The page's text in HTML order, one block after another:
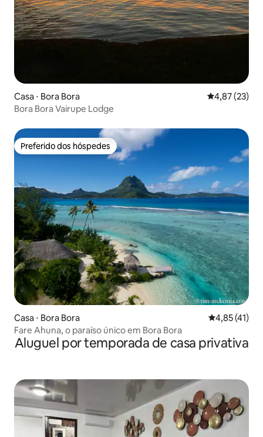
Casa ⋅ Bora Bora 4,87 de uma
4,87 (23)
Bora Bora Vairupe Lodge
Preferido dos hóspedes
Preferido dos hóspedes
Casa ⋅ Bora Bora 4,85 de uma
4,85 (41)
Fare Ahuna, o paraíso único em Bora Bora
Aluguel por temporada de casa privativa